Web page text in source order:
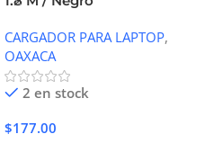
CARGADOR PARA LAPTOP,
OAXACA
2 en stock
$177.00